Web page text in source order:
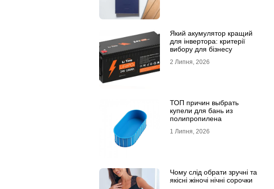
Який акумулятор кращий
для інвертора: критерії
вибору для бізнесу
2 Липня, 2026
ТОП причин выбрать
купели для бань из
полипропилена
1 Липня, 2026
Чому слід обрати зручні та
якісні жіночі нічні сорочки